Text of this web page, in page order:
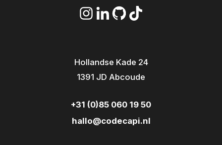
Hollandse Kade 24
1391 JD Abcoude
+31 (0)85 060 19 50
hallo@codecapi.nl